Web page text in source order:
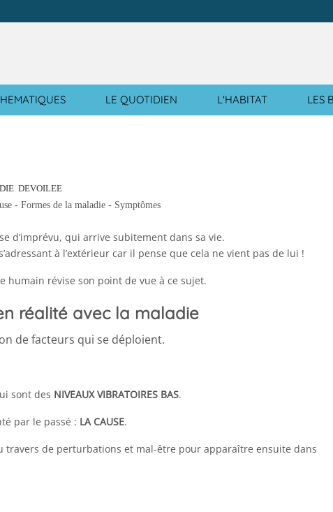
LE QUOTIDIEN L'HABITAT LES
DEVOILEE
- Formes de la maladie - Symptômes
d’imprévu, qui arrive subitement dans sa vie.
à l’extérieur car il pense que cela ne vient pas de lui !
humain révise son point de vue à ce sujet.
réalité avec la maladie
de facteurs qui se déploient.
sont des NIVEAUX VIBRATOIRES BAS.
par le passé : LA CAUSE.
travers de perturbations et mal-être pour apparaître ensuite dans